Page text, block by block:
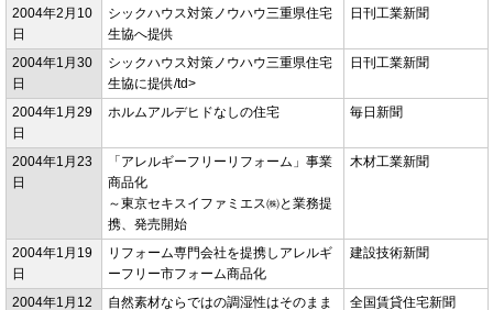
2004年2月10
日
シックハウス対策ノウハウ三重県住宅
生協へ提供
日刊工業新聞
2004年1月30
日
シックハウス対策ノウハウ三重県住宅
生協に提供/td>
日刊工業新聞
2004年1月29
日
ホルムアルデヒドなしの住宅 毎日新聞
2004年1月23
日
「アレルギーフリーリフォーム」事業
商品化
～東京セキスイファミエス㈱と業務提
携、発売開始
木材工業新聞
2004年1月19
日
リフォーム専門会社を提携しアレルギ
ーフリー市フォーム商品化
建設技術新聞
2004年1月12
自然素材ならではの調湿性はそのまま
全国賃貸住宅新聞